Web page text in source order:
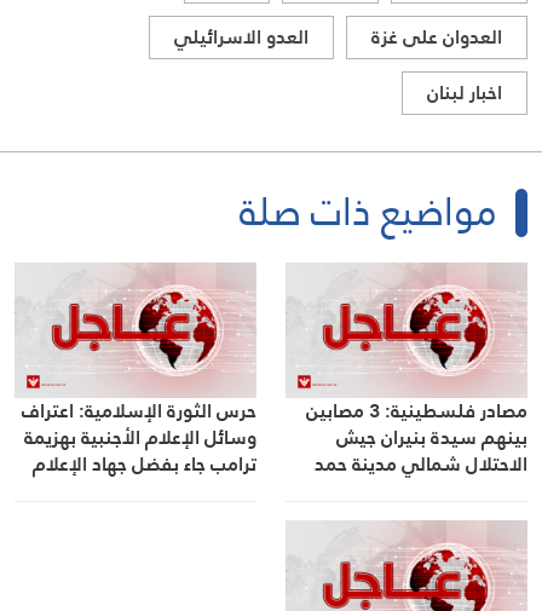
العدوان على غزة
العدو الاسرائيلي
اخبار لبنان
مواضيع ذات صلة
مصادر فلسطينية: 3 مصابين
بينهم سيدة بنيران جيش
الاحتلال شمالي مدينة حمد
غزة
حرس الثورة الإسلامية: اعتراف
وسائل الإعلام الأجنبية بهزيمة
ترامب جاء بفضل جهاد الإعلام